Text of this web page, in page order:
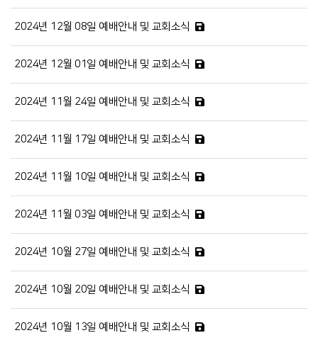
2024년 12월 08일 예배안내 및 교회소식
2024년 12월 01일 예배안내 및 교회소식
2024년 11월 24일 예배안내 및 교회소식
2024년 11월 17일 예배안내 및 교회소식
2024년 11월 10일 예배안내 및 교회소식
2024년 11월 03일 예배안내 및 교회소식
2024년 10월 27일 예배안내 및 교회소식
2024년 10월 20일 예배안내 및 교회소식
2024년 10월 13일 예배안내 및 교회소식